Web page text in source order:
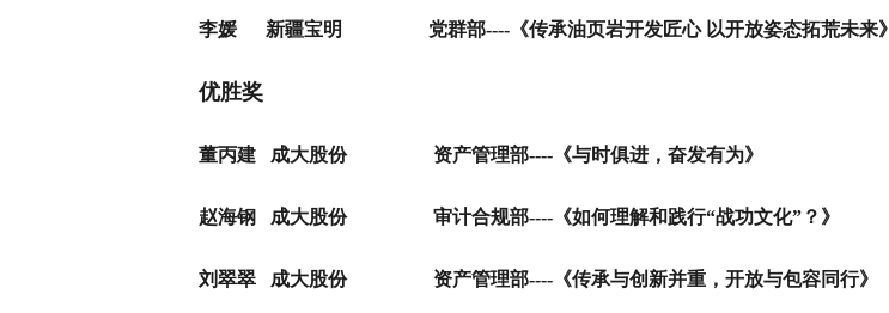
李媛 新疆宝明 党群部---- 《传承油页岩开发匠心 以开放姿态拓荒未来》
优胜奖
董丙建 成大股份 资产管理部---- 《与时俱进，奋发有为》
赵海钢 成大股份 审计合规部---- 《如何理解和践行“战功文化”？》
刘翠翠 成大股份 资产管理部---- 《传承与创新并重，开放与包容同行》